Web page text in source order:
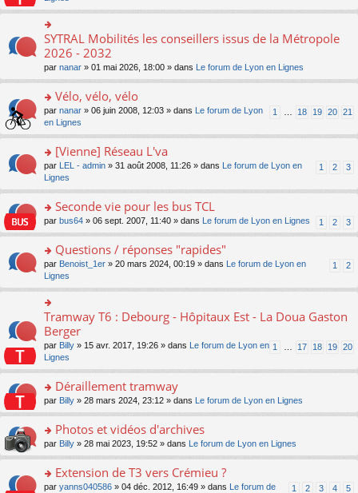
c
e
nt
s
ré
c
e
n
lu
le
pl
u
s
ré
c
e
nt
g
n
o
n
lu
pl
u
s
ré
c
e
nt
le
m
e
s
s
g
n
o
n
lu
pl
u
s
ré
c
e
s
ult
er
le
m
e
s
s
g
o
n
lu
le
u
s
ré
c
e
nt
o
n
ult
er
le
m
e
s
a
g
e
n
o
n
pl
u
s
ré
c
e
nt
SYTRAL Mobilités les conseillers issus de la Métropole
2026 - 2032
par nanar » 01 mai 2026, 18:00 » dans Le forum de Lyon en Lignes
o
n
s
er
le
m
e
s
s
e
n
o
n
lu
le
pl
u
s
ré
c
e
nt
Vélo, vélo, vélo
1 18 19 20 21
par nanar » 06 juin 2008, 12:03 » dans
Le forum de Lyon
en Lignes
o
s
er
le
m
e
s
s
g
n
o
n
lu
le
u
s
ré
c
e
[Vienne] Réseau L'va
1 2 3
par LEL - admin » 31 août 2008, 11:26 » dans
Le forum de Lyon en
Lignes
o
n
ult
er
le
m
e
s
g
o
n
lu
pl
u
s
ré
c
Seconde vie pour les bus TCL
1 2 3
par bus64 » 06 sept. 2007, 11:40 » dans Le forum de Lyon en Lignes
o
s
ult
er
le
m
e
s
s
a
e
o
n
lu
pl
Questions / réponses "rapides"
1 2
par Benoist_1er » 20 mars 2024, 00:19 » dans
Le forum de Lyon en
Lignes
o
n
ult
er
le
m
e
s
a
g
e
n
o
Tramway T6 : Debourg - Hôpitaux Est - La Doua Gaston
Berger
1 17 18 19 20
par Billy » 15 avr. 2017, 19:26 » dans
Le forum de Lyon en
Lignes
o
n
ult
er
le
m
e
Déraillement tramway
par Billy » 28 mars 2024, 23:12 » dans Le forum de Lyon en Lignes
o
n
ult
Photos et vidéos d'archives
par Billy » 28 mai 2023, 19:52 » dans Le forum de Lyon en Lignes
o
Extension de T3 vers Crémieu ?
1 2 3 4 5
par yanns040586 » 04 déc. 2012, 16:49 » dans
Le forum de